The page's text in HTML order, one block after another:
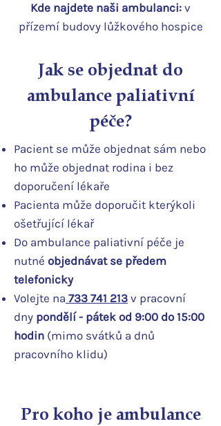
Kde najdete naši ambulanci: v
přízemí budovy lůžkového hospice
Jak se objednat do
ambulance paliativní
péče?
Pacient se může objednat sám nebo
ho může objednat rodina i bez
doporučení lékaře
Pacienta může doporučit kterýkoli
ošetřující lékař
Do ambulance paliativní péče je
nutné objednávat se předem
telefonicky
Volejte na 733 741 213 v pracovní
dny pondělí - pátek od 9:00 do 15:00
hodin (mimo svátků a dnů
pracovního klidu)
Pro koho je ambulance